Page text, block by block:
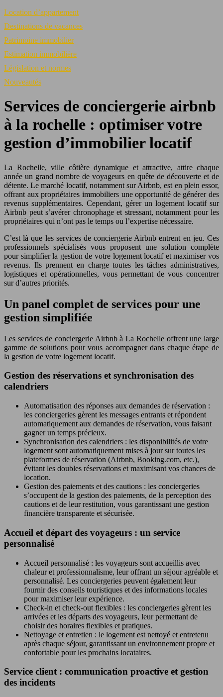
Location d’appartement
Destinations de vacances
Patrimoine immobilier
Estimation immobilière
Législation et normes
Nouveautés
Services de conciergerie airbnb
à la rochelle : optimiser votre
gestion d’immobilier locatif
La Rochelle, ville côtière dynamique et attractive, attire chaque
année un grand nombre de voyageurs en quête de découverte et de
détente. Le marché locatif, notamment sur Airbnb, est en plein essor,
offrant aux propriétaires immobiliers une opportunité de générer des
revenus supplémentaires. Cependant, gérer un logement locatif sur
Airbnb peut s’avérer chronophage et stressant, notamment pour les
propriétaires qui n’ont pas le temps ou l’expertise nécessaire.
C’est là que les services de conciergerie Airbnb entrent en jeu. Ces
professionnels spécialisés vous proposent une solution complète
pour simplifier la gestion de votre logement locatif et maximiser vos
revenus. Ils prennent en charge toutes les tâches administratives,
logistiques et opérationnelles, vous permettant de vous concentrer
sur d’autres priorités.
Un panel complet de services pour une
gestion simplifiée
Les services de conciergerie Airbnb à La Rochelle offrent une large
gamme de solutions pour vous accompagner dans chaque étape de
la gestion de votre logement locatif.
Gestion des réservations et synchronisation des
calendriers
Automatisation des réponses aux demandes de réservation :
les conciergeries gèrent les messages entrants et répondent
automatiquement aux demandes de réservation, vous faisant
gagner un temps précieux.
Synchronisation des calendriers : les disponibilités de votre
logement sont automatiquement mises à jour sur toutes les
plateformes de réservation (Airbnb, Booking.com, etc.),
évitant les doubles réservations et maximisant vos chances de
location.
Gestion des paiements et des cautions : les conciergeries
s’occupent de la gestion des paiements, de la perception des
cautions et de leur restitution, vous garantissant une gestion
financière transparente et sécurisée.
Accueil et départ des voyageurs : un service
personnalisé
Accueil personnalisé : les voyageurs sont accueillis avec
chaleur et professionnalisme, leur offrant un séjour agréable et
personnalisé. Les conciergeries peuvent également leur
fournir des conseils touristiques et des informations locales
pour maximiser leur expérience.
Check-in et check-out flexibles : les conciergeries gèrent les
arrivées et les départs des voyageurs, leur permettant de
choisir des horaires flexibles et pratiques.
Nettoyage et entretien : le logement est nettoyé et entretenu
après chaque séjour, garantissant un environnement propre et
confortable pour les prochains locataires.
Service client : communication proactive et gestion
des incidents